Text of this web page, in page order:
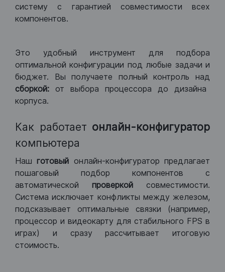
систему с гарантией совместимости всех
компонентов.
Это удобный инструмент для подбора
оптимальной конфигурации под любые задачи и
бюджет. Вы получаете полный контроль над
сборкой: от выбора процессора до дизайна
корпуса.
Как работает онлайн-конфигуратор
компьютера
Нашготовый онлайн-конфигуратор предлагает
пошаговый подбор компонентов с
автоматической проверкой совместимости.
Система исключает конфликты между железом,
подсказывает оптимальные связки (например,
процессор и видеокарту для стабильного FPS в
играх) и сразу рассчитывает итоговую
стоимость.